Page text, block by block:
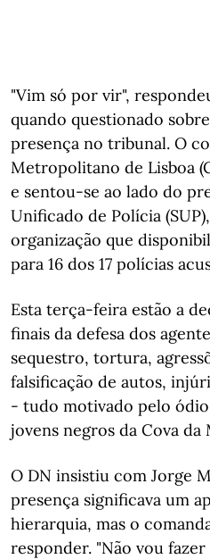
"Vim só por vir",
quando questionado
presença no tribunal. O
Metropolitano de Lisboa
e sentou-se ao lado do
Unificado de Polícia
organização que
para 16 dos 17 polícias
Esta terça-feira estão a
finais da defesa dos
sequestro, tortura,
falsificação de autos,
- tudo motivado pelo
jovens negros da Cova da
O DN insistiu com Jorge
presença significava um
hierarquia, mas o
responder. "Não vou